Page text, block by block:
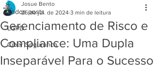
Todos posts
LGPD
Ciber Seguranca
Gerenciamento de Risco e
Compliance: Uma Dupla
Inseparável Para o Sucesso
Josue Bento
25 de jul. de 2024 3 min de leitura